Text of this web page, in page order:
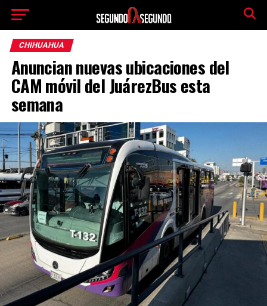
CHIHUAHUA
Anuncian nuevas ubicaciones del
CAM móvil del JuárezBus esta
semana